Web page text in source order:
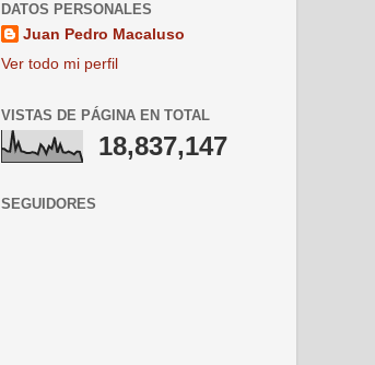
DATOS PERSONALES
Juan Pedro Macaluso
Ver todo mi perfil
VISTAS DE PÁGINA EN TOTAL
18,837,147
SEGUIDORES